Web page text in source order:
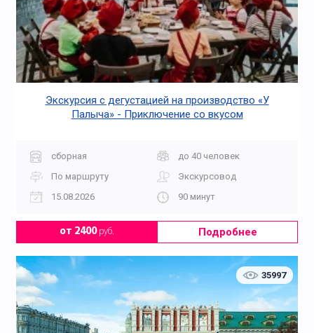
Экскурсия с дегустацией на производство «У
Палыча» - Приключение со вкусом
сборная
до 40 человек
По маршруту
Экскурсовод
15.08.2026
90 минут
от 2400руб. Подробнее
35997